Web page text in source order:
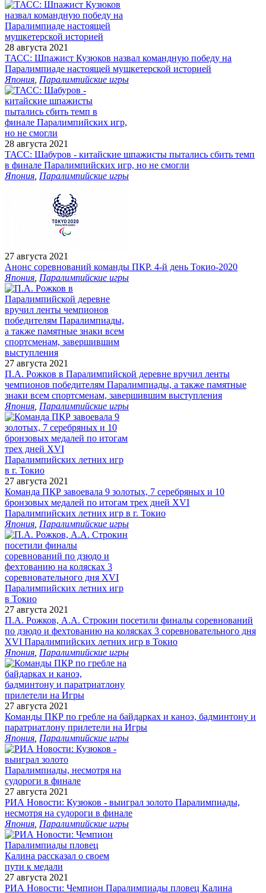
28 августа 2021
ТАСС: Шпажист Кузюков назвал командную победу на
Паралимпиаде настоящей мушкетерской историей
Япония Паралимпийские игры
28 августа 2021
ТАСС: Шабуров - китайские шпажисты пытались сбить темп
в финале Паралимпийских игр, но не смогли
Япония Паралимпийские игры
27 августа 2021
Анонс соревнований команды ПКР. 4-й день Токио-2020
Япония Паралимпийские игры
27 августа 2021
П.А. Рожков в Паралимпийской деревне вручил ленты
чемпионов победителям Паралимпиады, а также памятные
знаки всем спортсменам, завершившим выступления
Япония Паралимпийские игры
27 августа 2021
Команда ПКР завоевала 9 золотых, 7 серебряных и 10
бронзовых медалей по итогам трех дней XVI
Паралимпийских летних игр в г. Токио
Япония Паралимпийские игры
27 августа 2021
П.А. Рожков, А.А. Строкин посетили финалы соревнований
по дзюдо и фехтованию на колясках 3 соревновательного дня
XVI Паралимпийских летних игр в Токио
Япония Паралимпийские игры
27 августа 2021
Команды ПКР по гребле на байдарках и каноэ, бадминтону и
паратриатлону прилетели на Игры
Япония Паралимпийские игры
27 августа 2021
РИА Новости: Кузюков - выиграл золото Паралимпиады,
несмотря на судороги в финале
Япония Паралимпийские игры
27 августа 2021
РИА Новости: Чемпион Паралимпиады пловец Калина